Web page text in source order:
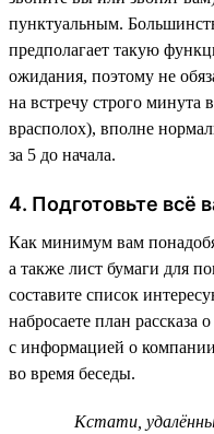
пунктуальным.
предполагает такую
ожидания, поэтому не
на встречу строго минута
врасполох), вполне
за 5 до начала.
4. Подготовьте всё
Как минимум вам
а также лист бумаги для
составите список
набросаете план рассказа
с информацией о
во время беседы.
Кстати,